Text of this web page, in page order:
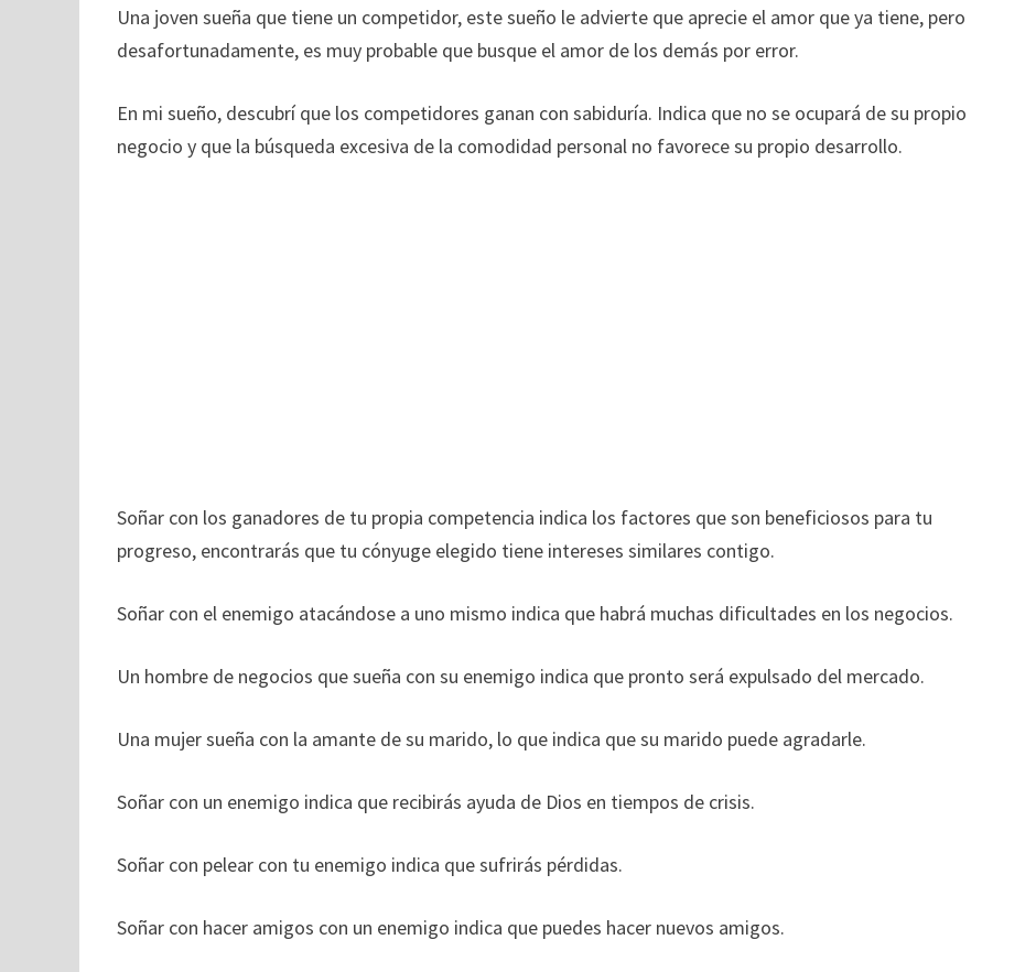
Una joven sueña que tiene un competidor, este sueño le advierte que aprecie el amor que ya tiene, pero
desafortunadamente, es muy probable que busque el amor de los demás por error.
En mi sueño, descubrí que los competidores ganan con sabiduría. Indica que no se ocupará de su propio
negocio y que la búsqueda excesiva de la comodidad personal no favorece su propio desarrollo.
Soñar con los ganadores de tu propia competencia indica los factores que son beneficiosos para tu
progreso, encontrarás que tu cónyuge elegido tiene intereses similares contigo.
Soñar con el enemigo atacándose a uno mismo indica que habrá muchas dificultades en los negocios.
Un hombre de negocios que sueña con su enemigo indica que pronto será expulsado del mercado.
Una mujer sueña con la amante de su marido, lo que indica que su marido puede agradarle.
Soñar con un enemigo indica que recibirás ayuda de Dios en tiempos de crisis.
Soñar con pelear con tu enemigo indica que sufrirás pérdidas.
Soñar con hacer amigos con un enemigo indica que puedes hacer nuevos amigos.